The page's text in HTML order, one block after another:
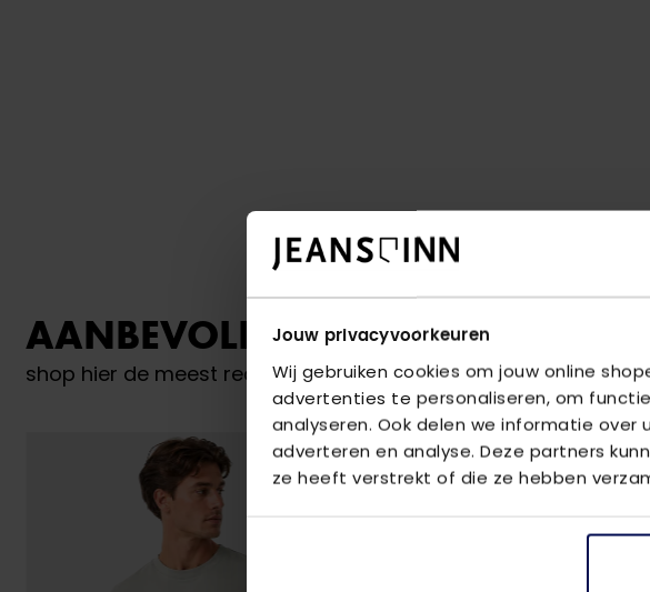
Jouw privacyvoorkeuren
Wij gebruiken cookies om jouw online
advertenties te personaliseren, om
analyseren. Ook delen we informatie
adverteren en analyse. Deze partners
ze heeft verstrekt of die ze hebben
AANBEVOLEN VOOR JOU
shop hier de meest recente items van Donker Blauw